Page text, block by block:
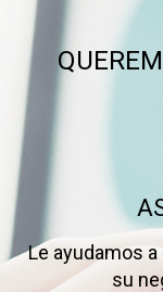
Le ayudamos
su